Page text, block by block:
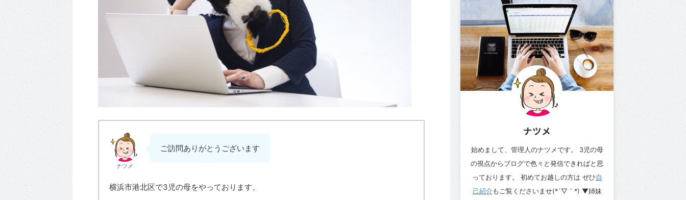
ナツメ
ご訪問ありがとうございます
横浜市港北区で3児の母をやっております。
ナツメ
始めまして、管理人のナツメです。 3児の母
の視点からブログで色々と発信できればと思
っております。 初めてお越しの方は ぜひ自
己紹介 もご覧くださいませ(*´▽｀*) ▼姉妹